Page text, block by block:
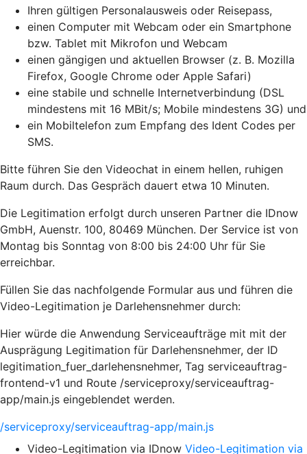
Ihren gültigen Personalausweis oder Reisepass,
einen Computer mit Webcam oder ein Smartphone
bzw. Tablet mit Mikrofon und Webcam
einen gängigen und aktuellen Browser (z. B. Mozilla
Firefox, Google Chrome oder Apple Safari)
eine stabile und schnelle Internetverbindung (DSL
mindestens mit 16 MBit/s; Mobile mindestens 3G) und
ein Mobiltelefon zum Empfang des Ident Codes per
SMS.
Bitte führen Sie den Videochat in einem hellen, ruhigen
Raum durch. Das Gespräch dauert etwa 10 Minuten.
Die Legitimation erfolgt durch unseren Partner die IDnow
GmbH, Auenstr. 100, 80469 München. Der Service ist von
Montag bis Sonntag von 8:00 bis 24:00 Uhr für Sie
erreichbar.
Füllen Sie das nachfolgende Formular aus und führen die
Video-Legitimation je Darlehensnehmer durch:
Hier würde die Anwendung Serviceaufträge mit mit der
Ausprägung Legitimation für Darlehensnehmer, der ID
legitimation_fuer_darlehensnehmer, Tag serviceauftrag-
frontend-v1 und Route /serviceproxy/serviceauftrag-
app/main.js eingeblendet werden.
/serviceproxy/serviceauftrag-app/main.js
Video-Legitimation via IDnow Video-Legitimation via